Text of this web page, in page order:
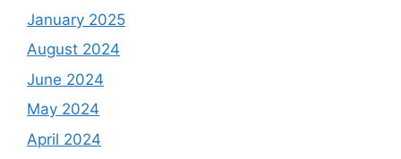
January 2025
August 2024
June 2024
May 2024
April 2024